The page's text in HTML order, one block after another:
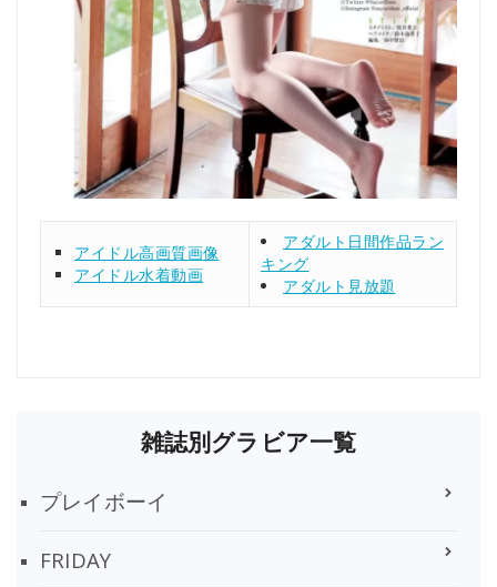
アイドル高画質画像
アイドル水着動画
アダルト日間作品ラン
キング
アダルト見放題
雑誌別グラビア一覧
プレイボーイ
FRIDAY